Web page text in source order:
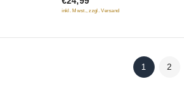
inkl. Mwst., zzgl. Versand
1 2